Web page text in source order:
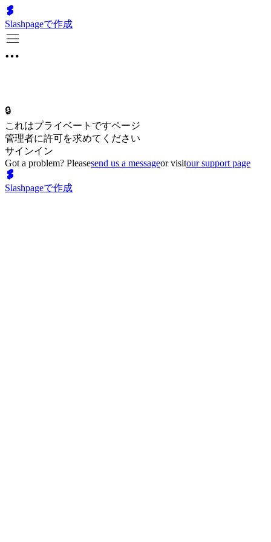
Slashpageで作成
🔒
これはプライベートですページ
管理者に許可を求めてください
サインイン
Got a problem? Pleasesend us a messageor visitour support page
Slashpageで作成